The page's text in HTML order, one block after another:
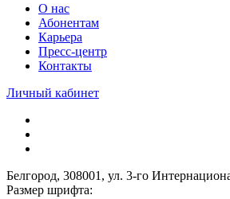
О нас
Абонентам
Карьера
Пресс-центр
Контакты
Личный кабинет
Белгород, 308001, ул. 3-го
Размер шрифта: